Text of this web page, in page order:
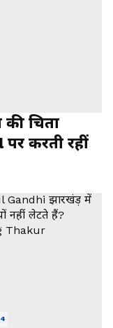
की चिता
करती रहीं